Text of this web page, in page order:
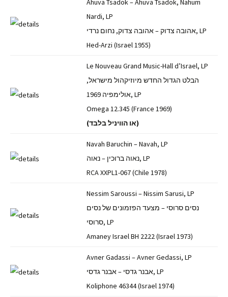
Ahuva Tsadok – Ahuva Tsadok, Nahum
Nardi, LP
אהובה צדוק – אהובה צדוק, נחום נרדי, LP
Hed-Arzi (Israel 1955)
Le Nouveau Grand Music-Hall d’Israel, LP
הבלט הגדול החדש מיוזיקהול מישראל,
אולימפיה 1969, LP
Omega 12.345 (France 1969)
(או הוויניל בלבד)
Navah Baruchin – Navah, LP
נאוה ברוכין – נאוה, LP
RCA XXPL1-067 (Chile 1978)
Nessim Saroussi – Nissim Sarusi, LP
נסים סרוסי – מצעד הפזמונים של נסים
סרוסי, LP
Amaney Israel BH 2222 (Israel 1973)
Avner Gadassi – Avner Gedassi, LP
אבנר גדסי – אבנר גדסי, LP
Koliphone 46344 (Israel 1974)